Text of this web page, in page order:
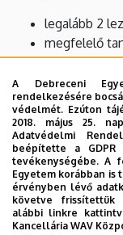
legalább 2
megfelelő
vagy jobb)
legalább
hallgatói
Bővebb
https://
student-
A Debreceni
rendelkezésére
védelmét. Ezúton
2018. május 25.
Adatvédelmi
beépítette a GDPR
tevékenységébe. A
Egyetem korábban
érvényben lévő
követve frissítettük
alábbi linkre
Kancellária WAV